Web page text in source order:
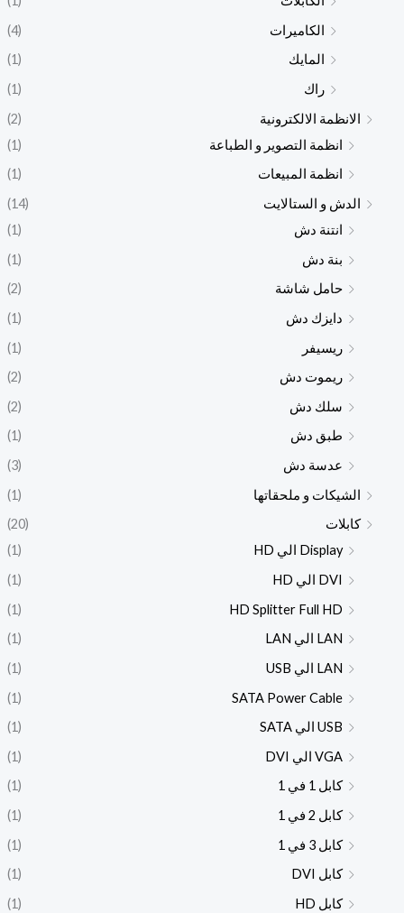
الكاميرات
(4)
المايك
(1)
راك
(1)
الانظمة الالكترونية
(2)
انظمة التصوير و الطباعة
(1)
انظمة المبيعات
(1)
الدش و الستالايت
(14)
انتنة دش
(1)
بنة دش
(1)
حامل شاشة
(2)
دايزك دش
(1)
ريسيفر
(1)
ريموت دش
(2)
سلك دش
(2)
طبق دش
(1)
عدسة دش
(3)
الشيكات و ملحقاتها
(1)
كابلات
(20)
Display الي HD
(1)
DVI الي HD
(1)
HD Splitter Full HD
(1)
LAN الي LAN
(1)
LAN الي USB
(1)
SATA Power Cable
(1)
USB الي SATA
(1)
VGA الي DVI
(1)
كابل 1 في 1
(1)
كابل 2 في 1
(1)
كابل 3 في 1
(1)
كابل DVI
(1)
كابل HD
(1)